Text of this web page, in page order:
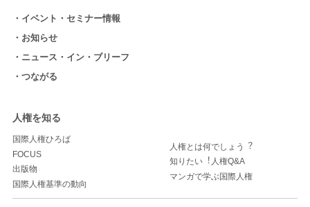
イベント・セミナー情報
お知らせ
ニュース・イン・ブリーフ
つながる
人権を知る
国際人権ひろば
FOCUS
出版物
国際人権基準の動向
人権とは何でしょう︖
知りたい︕人権Q&A
マンガで学ぶ国際人権